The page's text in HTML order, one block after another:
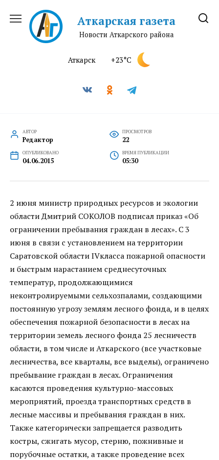
содержанию
Аткарская газета
Новости Аткарского района
Аткарск +23°C
АВТОР
Редактор
ПРОСМОТРОВ
22
ОПУБЛИКОВАНО
04.06.2015
ВРЕМЯ ПУБЛИКАЦИИ
05:30
2 июня министр природных ресурсов и экологии
области Дмитрий СОКОЛОВ подписал приказ «Об
ограничении пребывания граждан в лесах». С 3
июня в связи с установлением на территории
Саратовской области IVкласса пожарной опасности
и быстрым нарастанием среднесуточных
температур, продолжающимися
неконтролируемыми сельхозпалами, создающими
постоянную угрозу землям лесного фонда, и в целях
обеспечения пожарной безопасности в лесах на
территории земель лесного фонда 25 лесничеств
области, в том числе и Аткарского (все участковые
лесничества, все кварталы, все выделы), ограничено
пребывание граждан в лесах. Ограничения
касаются проведения культурно-массовых
мероприятий, проезда транспортных средств в
лесные массивы и пребывания граждан в них.
Также категорически запрещается разводить
костры, сжигать мусор, стерню, пожнивные и
порубочные остатки, а также проведение всех